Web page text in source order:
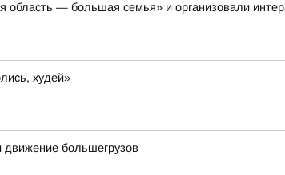
область — большая семья» и организовали
худей»
движение большегрузов